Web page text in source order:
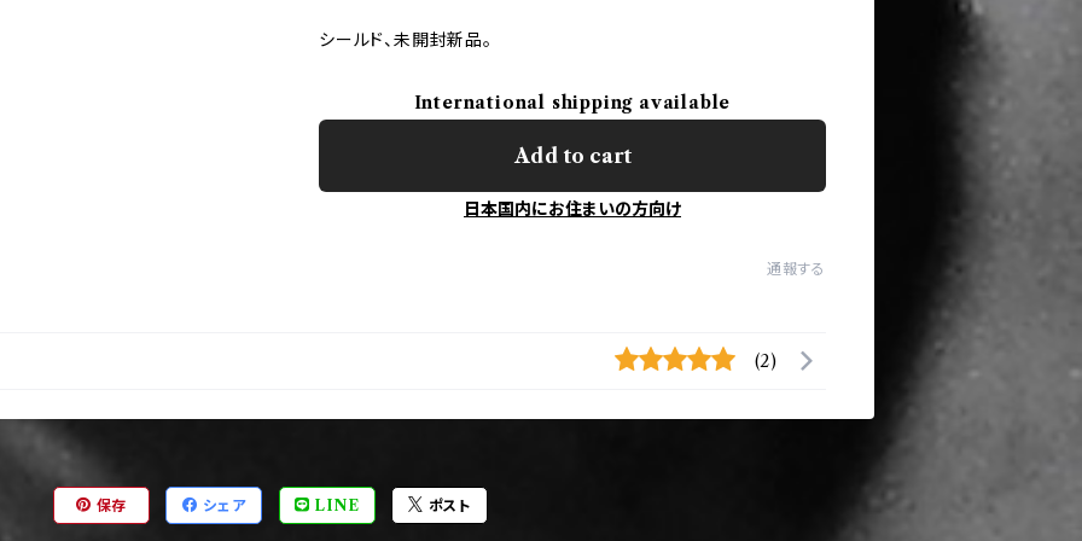
シールド、未開封新品。
International shipping available
Add to cart
日本国内にお住まいの方向け
通報する
(2)
保存 シェア LINE ポスト